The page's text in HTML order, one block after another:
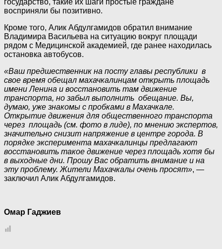
государство, такие их шаги простые граждане
восприняли бы позитивно.
Кроме того, Алик Абдулгамидов обратил внимание
Владимира Васильева на ситуацию вокруг площади
рядом с Медицинской академией, где ранее находилась
остановка автобусов.
«Ваш предшественник на посту главы республики в
свое время обещал махачкалинцам открыть площадь
имени Ленина и восстановить там движение
транспорта, но забыл выполнить обещание. Вы,
думаю, уже знакомы с пробками в Махачкале.
Открытие движения для общественного транспорта
через площадь (см. фото в лиде), по мнению экспертов,
значительно снизит напряжение в центре города. В
порядке эксперимента махачкалинцы предлагают
восстановить такое движение через площадь хотя бы
в выходные дни. Прошу Вас обратить внимание и на
эту проблему. Жители Махачкалы очень просят», —
заключил Алик Абдулгамидов.
Омар Гаджиев